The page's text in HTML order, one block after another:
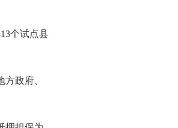
个试点县
政府、